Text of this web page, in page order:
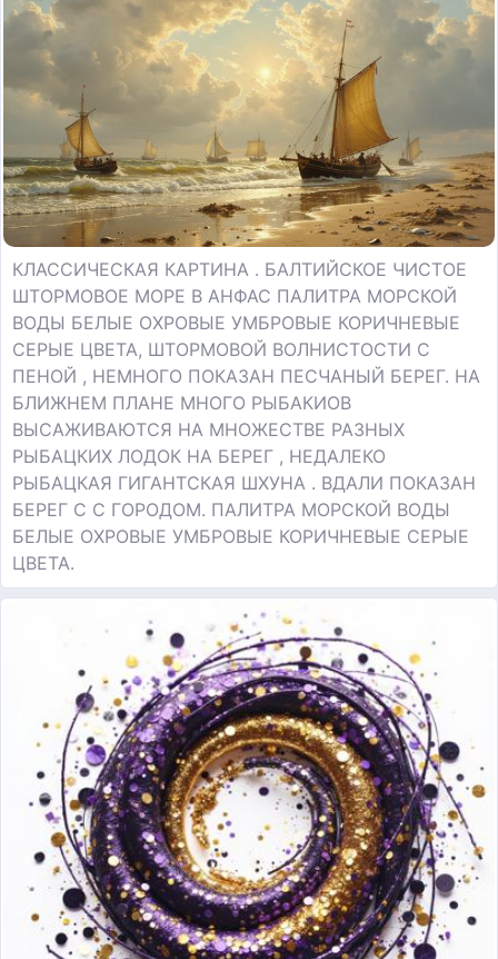
КЛАССИЧЕСКАЯ КАРТИНА . БАЛТИЙСКОЕ ЧИСТОЕ
ШТОРМОВОЕ МОРЕ В АНФАС ПАЛИТРА МОРСКОЙ
ВОДЫ БЕЛЫЕ ОХРОВЫЕ УМБРОВЫЕ КОРИЧНЕВЫЕ
СЕРЫЕ ЦВЕТА, ШТОРМОВОЙ ВОЛНИСТОСТИ С
ПЕНОЙ , НЕМНОГО ПОКАЗАН ПЕСЧАНЫЙ БЕРЕГ. НА
БЛИЖНЕМ ПЛАНЕ МНОГО РЫБАКИОВ
ВЫСАЖИВАЮТСЯ НА МНОЖЕСТВЕ РАЗНЫХ
РЫБАЦКИХ ЛОДОК НА БЕРЕГ , НЕДАЛЕКО
РЫБАЦКАЯ ГИГАНТСКАЯ ШХУНА . ВДАЛИ ПОКАЗАН
БЕРЕГ С С ГОРОДОМ. ПАЛИТРА МОРСКОЙ ВОДЫ
БЕЛЫЕ ОХРОВЫЕ УМБРОВЫЕ КОРИЧНЕВЫЕ СЕРЫЕ
ЦВЕТА.